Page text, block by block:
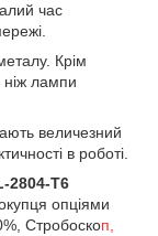
час
Крім
ніж лампи
величезний
в роботі.
2804-T6
опціями
Стробоскоп,